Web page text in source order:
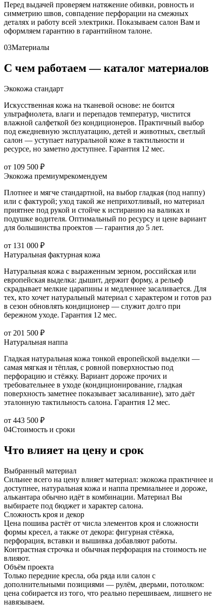
Перед выдачей проверяем натяжение обивки, ровность и
симметрию швов, совпадение перфорации на смежных
деталях и работу всей электрики. Показываем салон Вам и
оформляем гарантию в гарантийном талоне.
03Материалы
С чем работаем — каталог материалов
Экокожа стандарт
Искусственная кожа на тканевой основе: не боится
ультрафиолета, влаги и перепадов температур, чистится
влажной салфеткой без кондиционеров. Практичный выбор
под ежедневную эксплуатацию, детей и животных, светлый
салон — уступает натуральной коже в тактильности и
ресурсе, но заметно доступнее. Гарантия 12 мес.
от 109 500 ₽
Экокожа премиумрекомендуем
Плотнее и мягче стандартной, на выбор гладкая (под наппу)
или с фактурой; уход такой же неприхотливый, но материал
приятнее под рукой и стойче к истиранию на валиках и
подушке водителя. Оптимальный по ресурсу и цене вариант
для большинства проектов — гарантия до 5 лет.
от 131 000 ₽
Натуральная фактурная кожа
Натуральная кожа с выраженным зерном, российская или
европейская выделка: дышит, держит форму, а рельеф
скрадывает мелкие царапины и медленнее засаливается. Для
тех, кто хочет натуральный материал с характером и готов раз
в сезон обновлять кондиционер — служит долго при
бережном уходе. Гарантия 12 мес.
от 201 500 ₽
Натуральная наппа
Гладкая натуральная кожа тонкой европейской выделки —
самая мягкая и тёплая, с ровной поверхностью под
перфорацию и стёжку. Вариант дороже прочих и
требовательнее в уходе (кондиционирование, гладкая
поверхность заметнее показывает засаливание), зато даёт
эталонную тактильность салона. Гарантия 12 мес.
от 443 500 ₽
04Стоимость и сроки
Что влияет на цену и срок
Выбранный материал
Сильнее всего на цену влияет материал: экокожа практичнее и
доступнее, натуральная кожа и наппа премиальнее и дороже,
алькантара обычно идёт в комбинации. Материал Вы
выбираете под бюджет и характер салона.
Сложность кроя и декор
Цена пошива растёт от числа элементов кроя и сложности
формы кресел, а также от декора: фигурная стёжка,
перфорация, вставки и вышивка добавляют работы.
Контрастная строчка и обычная перфорация на стоимость не
влияют.
Объём проекта
Только передние кресла, оба ряда или салон с
дополнительными позициями — рулём, дверьми, потолком:
цена собирается из того, что реально перешиваем, лишнего не
навязываем.